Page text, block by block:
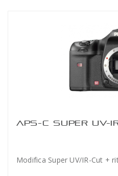
APS-C SUPER UV-
Modifica Super UV/IR-Cut +